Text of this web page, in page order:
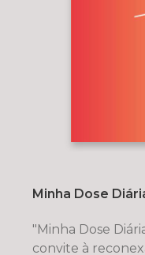
Minha Dose
"Minha Dose
convite à